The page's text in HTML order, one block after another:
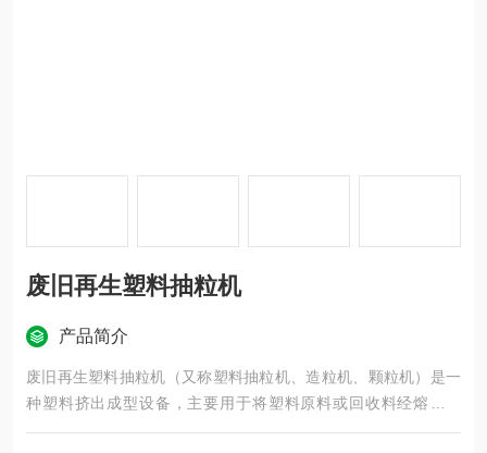
废旧再生塑料抽粒机
产品简介
废旧再生塑料抽粒机（又称塑料抽粒机、造粒机、颗粒机）是一
种塑料挤出成型设备，主要用于将塑料原料或回收料经熔融挤
出、冷却切粒制成标准圆柱或椭圆颗粒，适配PE、PP、PVC等材